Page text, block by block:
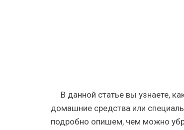
В данной статье вы узнаете,
домашние средства или
подробно опишем, чем можно